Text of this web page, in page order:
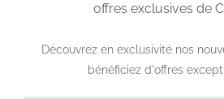
offres exclusives de
Découvrez en exclusivité nos
bénéficiez d'offres